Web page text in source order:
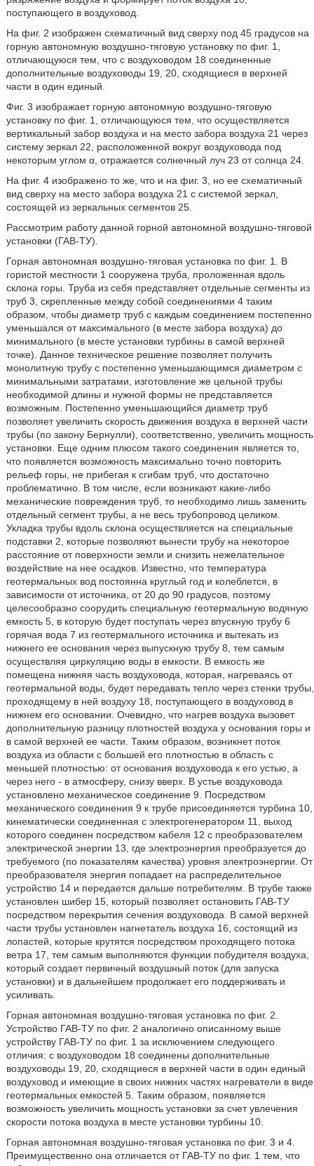
поступающего в воздуховод.
На фиг. 2 изображен схематичный вид сверху под 45 градусов на
горную автономную воздушно-тяговую установку по фиг. 1,
отличающуюся тем, что с воздуховодом 18 соединенные
дополнительные воздуховоды 19, 20, сходящиеся в верхней
части в один единый.
Фиг. 3 изображает горную автономную воздушно-тяговую
установку по фиг. 1, отличающуюся тем, что осуществляется
вертикальный забор воздуха и на место забора воздуха 21 через
систему зеркал 22, расположенной вокруг воздуховода под
некоторым углом α, отражается солнечный луч 23 от солнца 24.
На фиг. 4 изображено то же, что и на фиг. 3, но ее схематичный
вид сверху на место забора воздуха 21 с системой зеркал,
состоящей из зеркальных сегментов 25.
Рассмотрим работу данной горной автономной воздушно-тяговой
установки (ГАВ-ТУ).
Горная автономная воздушно-тяговая установка по фиг. 1. В
гористой местности 1 сооружена труба, проложенная вдоль
склона горы. Труба из себя представляет отдельные сегменты из
труб 3, скрепленные между собой соединениями 4 таким
образом, чтобы диаметр труб с каждым соединением постепенно
уменьшался от максимального (в месте забора воздуха) до
минимального (в месте установки турбины в самой верхней
точке). Данное техническое решение позволяет получить
монолитную трубу с постепенно уменьшающимся диаметром с
минимальными затратами, изготовление же цельной трубы
необходимой длины и нужной формы не представляется
возможным. Постепенно уменьшающийся диаметр труб
позволяет увеличить скорость движения воздуха в верхней части
трубы (по закону Бернулли), соответственно, увеличить мощность
установки. Еще одним плюсом такого соединения является то,
что появляется возможность максимально точно повторить
рельеф горы, не прибегая к сгибам труб, что достаточно
проблематично. В том числе, если возникают какие-либо
механические повреждения труб, то необходимо лишь заменить
отдельный сегмент трубы, а не весь трубопровод целиком.
Укладка трубы вдоль склона осуществляется на специальные
подставки 2, которые позволяют вынести трубу на некоторое
расстояние от поверхности земли и снизить нежелательное
воздействие на нее осадков. Известно, что температура
геотермальных вод постоянна круглый год и колеблется, в
зависимости от источника, от 20 до 90 градусов, поэтому
целесообразно соорудить специальную геотермальную водяную
емкость 5, в которую будет поступать через впускную трубу 6
горячая вода 7 из геотермального источника и вытекать из
нижнего ее основания через выпускную трубу 8, тем самым
осуществляя циркуляцию воды в емкости. В емкость же
помещена нижняя часть воздуховода, которая, нагреваясь от
геотермальной воды, будет передавать тепло через стенки трубы,
проходящему в ней воздуху 18, поступающего в воздуховод в
нижнем его основании. Очевидно, что нагрев воздуха вызовет
дополнительную разницу плотностей воздуха у основания горы и
в самой верхней ее части. Таким образом, возникнет поток
воздуха из области с большей его плотностью в область с
меньшей плотностью: от основания воздуховода к его устью, а
через него - в атмосферу, снизу вверх. В устье воздуховода
установлено механическое соединение 9. Посредством
механического соединения 9 к трубе присоединяется турбина 10,
кинематически соединенная с электрогенератором 11, выход
которого соединен посредством кабеля 12 с преобразователем
электрической энергии 13, где электроэнергия преобразуется до
требуемого (по показателям качества) уровня электроэнергии. От
преобразователя энергия попадает на распределительное
устройство 14 и передается дальше потребителям. В трубе также
установлен шибер 15, который позволяет остановить ГАВ-ТУ
посредством перекрытия сечения воздуховода. В самой верхней
части трубы установлен нагнетатель воздуха 16, состоящий из
лопастей, которые крутятся посредством проходящего потока
ветра 17, тем самым выполняются функции побудителя воздуха,
который создает первичный воздушный поток (для запуска
установки) и в дальнейшем продолжает его поддерживать и
усиливать.
Горная автономная воздушно-тяговая установка по фиг. 2.
Устройство ГАВ-ТУ по фиг. 2 аналогично описанному выше
устройству ГАВ-ТУ по фиг. 1 за исключением следующего
отличия: с воздуховодом 18 соединены дополнительные
воздуховоды 19, 20, сходящиеся в верхней части в один единый
воздуховод и имеющие в своих нижних частях нагреватели в виде
геотермальных емкостей 5. Таким образом, появляется
возможность увеличить мощность установки за счет увлечения
скорости потока воздуха в месте установки турбины 10.
Горная автономная воздушно-тяговая установка по фиг. 3 и 4.
Преимущественно она отличается от ГАВ-ТУ по фиг. 1 тем, что